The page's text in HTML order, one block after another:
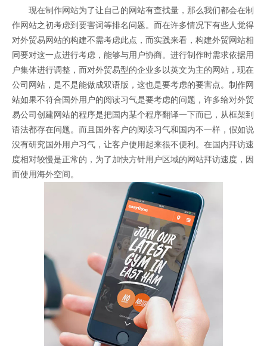
现在制作网站为了让自己的网站有查找量，那么我们都会在制
作网站之初考虑到要害词等排名问题。而在许多情况下有些人觉得
对外贸易网站的构建不需考虑此点，而实践来看，构建外贸网站相
同要对这一点进行考虑，能够与用户协商。进行制作时需求依据用
户集体进行调整，而对外贸易型的企业多以英文为主的网站，现在
公司网站，是不是能做成双语版，这也是要考虑的要害点。制作网
站如果不符合国外用户的阅读习气是要考虑的问题，许多给对外贸
易公司创建网站的程序是把国内某个程序翻译一下而已，从框架到
语法都存在问题。而且国外客户的阅读习气和国内不一样，假如说
没有研究国外用户习气，让客户使用起来很不便利。在国内拜访速
度相对较慢是正常的，为了加快方针用户区域的网站拜访速度，因
而使用海外空间。